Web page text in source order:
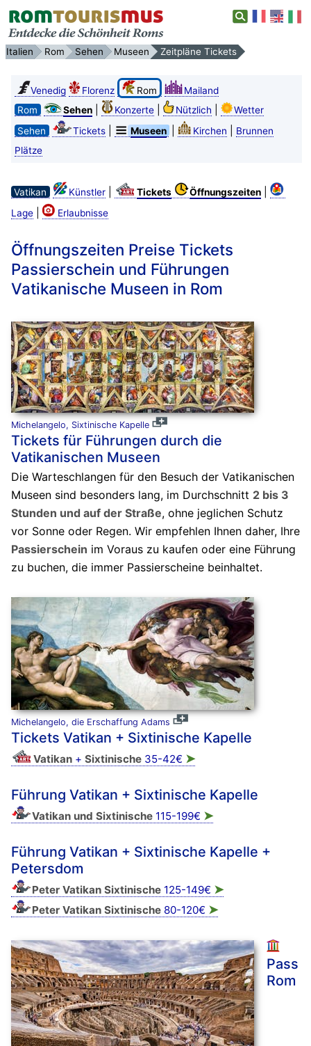
Italien Rom Sehen Museen Zeitpläne Tickets
Venedig Florenz Rom
Mailand
Rom
Sehen| Konzerte| Nützlich
Wetter
Sehen
Tickets| Museen Kirchen
Brunnen
Plätze
Vatikan Künstler| Tickets Öffnungszeiten|
Lage| Erlaubnisse
Öffnungszeiten Preise Tickets
Passierschein und Führungen
Vatikanische Museen in Rom
Michelangelo, Sixtinische Kapelle
Tickets für Führungen durch die
Vatikanischen Museen
Die Warteschlangen für den Besuch der Vatikanischen
Museen sind besonders lang, im Durchschnitt 2 bis 3
Stunden und auf der Straße, ohne jeglichen Schutz
vor Sonne oder Regen. Wir empfehlen Ihnen daher, Ihre
Passierschein im Voraus zu kaufen oder eine Führung
zu buchen, die immer Passierscheine beinhaltet.
Michelangelo, die Erschaffung Adams
Tickets Vatikan + Sixtinische Kapelle
Vatikan+ Sixtinische35-42€ ➤
Führung Vatikan + Sixtinische Kapelle
Vatikan und Sixtinische115-199€ ➤
Führung Vatikan + Sixtinische Kapelle +
Petersdom
Peter Vatikan Sixtinische125-149€ ➤
Peter Vatikan Sixtinische80-120€ ➤
Pass
Rom